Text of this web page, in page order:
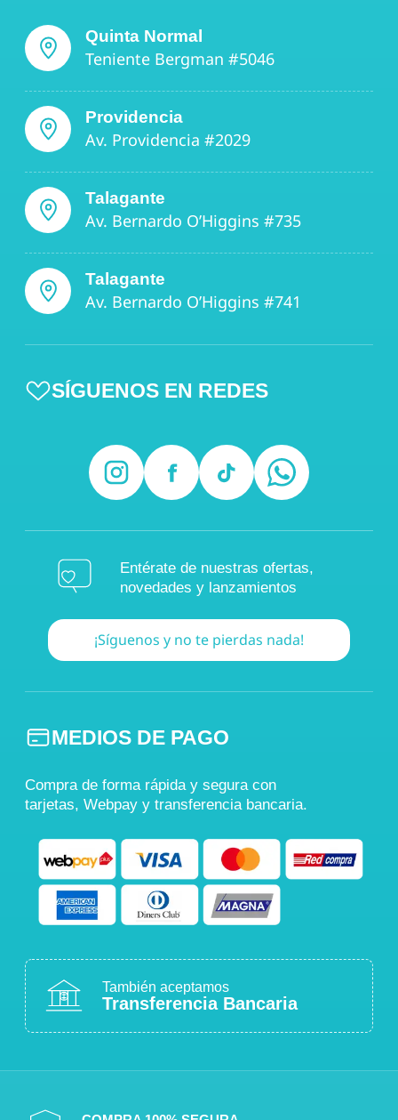
Quinta Normal
Teniente Bergman #5046
Providencia
Av. Providencia #2029
Talagante
Av. Bernardo O’Higgins #735
Talagante
Av. Bernardo O’Higgins #741
SÍGUENOS EN REDES
Entérate de nuestras ofertas,
novedades y lanzamientos
¡Síguenos y no te pierdas nada!
MEDIOS DE PAGO
Compra de forma rápida y segura con
tarjetas, Webpay y transferencia bancaria.
También aceptamos
Transferencia Bancaria